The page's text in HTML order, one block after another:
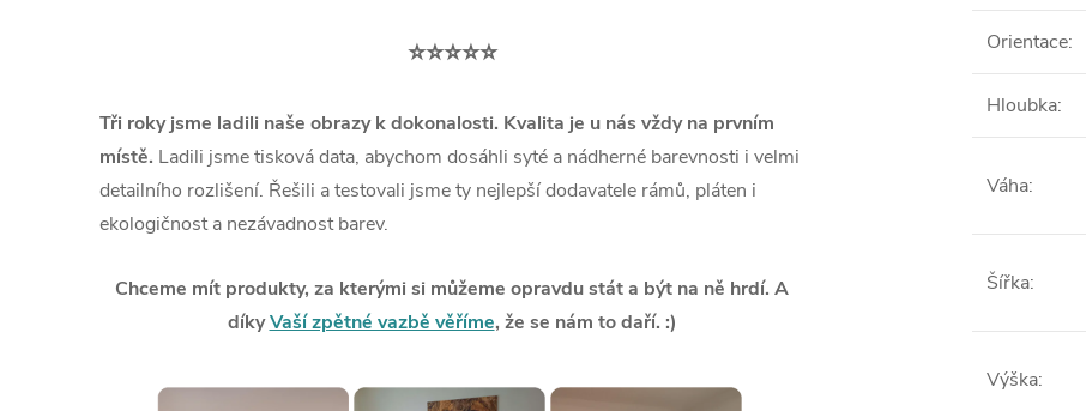
⭐⭐⭐⭐⭐
Tři roky jsme ladili naše obrazy k dokonalosti. Kvalita je u nás vždy na prvním
místě. Ladili jsme tisková data, abychom dosáhli syté a nádherné barevnosti i velmi
detailního rozlišení. Řešili a testovali jsme ty nejlepší dodavatele rámů, pláten i
ekologičnost a nezávadnost barev.
Chceme mít produkty, za kterými si můžeme opravdu stát a být na ně hrdí. A
díkyVaší zpětné vazbě věříme, že se nám to daří. :)
Orientace:
Hloubka:
Váha:
Šířka:
Výška: